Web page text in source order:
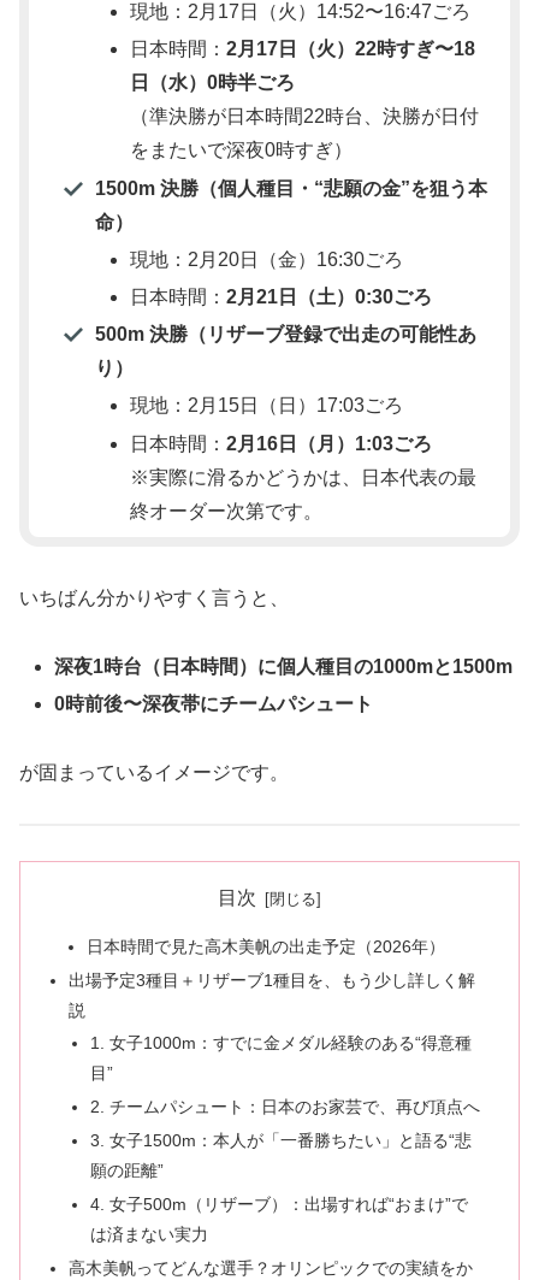
現地：2月17日（火）14:52〜16:47ごろ
日本時間： 2月17日（火）22時すぎ〜18
日（水）0時半ごろ
（準決勝が日本時間22時台、決勝が日付
をまたいで深夜0時すぎ）
1500m 決勝（個人種目・“悲願の金”を狙う本
命）
現地：2月20日（金）16:30ごろ
日本時間： 2月21日（土）0:30ごろ
500m 決勝（リザーブ登録で出走の可能性あ
り）
現地：2月15日（日）17:03ごろ
日本時間： 2月16日（月）1:03ごろ
※実際に滑るかどうかは、日本代表の最
終オーダー次第です。
いちばん分かりやすく言うと、
深夜1時台（日本時間）に個人種目の1000mと1500m
0時前後〜深夜帯にチームパシュート
が固まっているイメージです。
目次
日本時間で見た高木美帆の出走予定（2026年）
出場予定3種目＋リザーブ1種目を、もう少し詳しく解
説
1. 女子1000m：すでに金メダル経験のある“得意種
目”
2. チームパシュート：日本のお家芸で、再び頂点へ
3. 女子1500m：本人が「一番勝ちたい」と語る“悲
願の距離”
4. 女子500m（リザーブ）：出場すれば“おまけ”で
は済まない実力
高木美帆ってどんな選手？オリンピックでの実績をか